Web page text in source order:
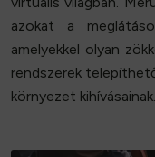
azokat a
amelyekkel olyan
rendszerek
környezet kihívásainak.